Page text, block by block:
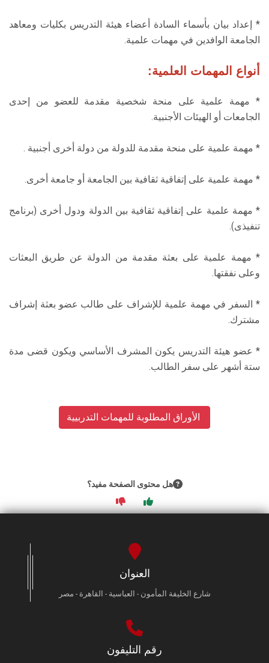
الدراسات العليا
الموظفون
* إعداد بيان بأسماء السادة أعضاء هيئة التدريس بكليات ومعاهد
الجامعة الوافدين في مهمات علمية.
أنواع المهمات العلمية:
* مهمة علمية على منحة شخصية مقدمة للعضو من إحدى
الجامعات أو الهيئات الأجنبية.
* مهمة علمية على منحة مقدمة للدولة من دولة أخرى أجنبية .
* مهمة علمية على إتفاقية ثقافية بين الجامعة أو جامعة أخرى.
* مهمة علمية على إتفاقية ثقافية بين الدولة ودول أخرى (برنامج
تنفيذى).
* مهمة علمية على بعثة مقدمة من الدولة عن طريق البعثات
وعلى نفقتها.
* السفر في مهمة علمية للإشراف على طالب عضو بعثة إشراف
مشترك.
* عضو هيئة التدريس يكون المشرف الأساسي ويكون قضى مدة
ستة أشهر على سفر الطالب.
الأوراق المطلوبة للمهمات التدربيية
هل محتوى الصفحة مفيد؟
العنوان
شارع الخليفة المأمون - العباسية - القاهرة - مصر
رقم التليفون